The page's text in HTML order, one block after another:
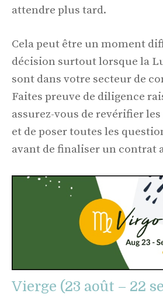
attendre plus tard.
Cela peut être un moment
décision surtout lorsque la
sont dans votre secteur de
Faites preuve de diligence
assurez-vous de revérifier
et de poser toutes les
avant de finaliser un contrat
Vierge (23 août – 22